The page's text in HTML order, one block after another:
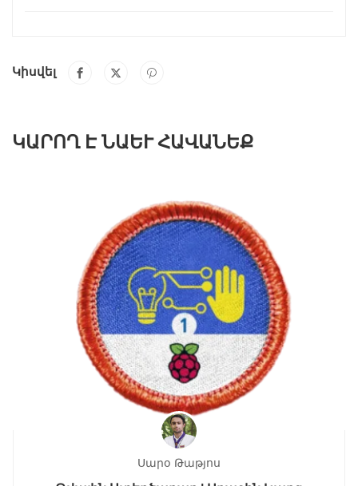
Կիսվել
ԿԱՐՈՂ Է ՆԱԵՒ ՀԱՎԱՆԵՔ
Սարօ Թաթյոս